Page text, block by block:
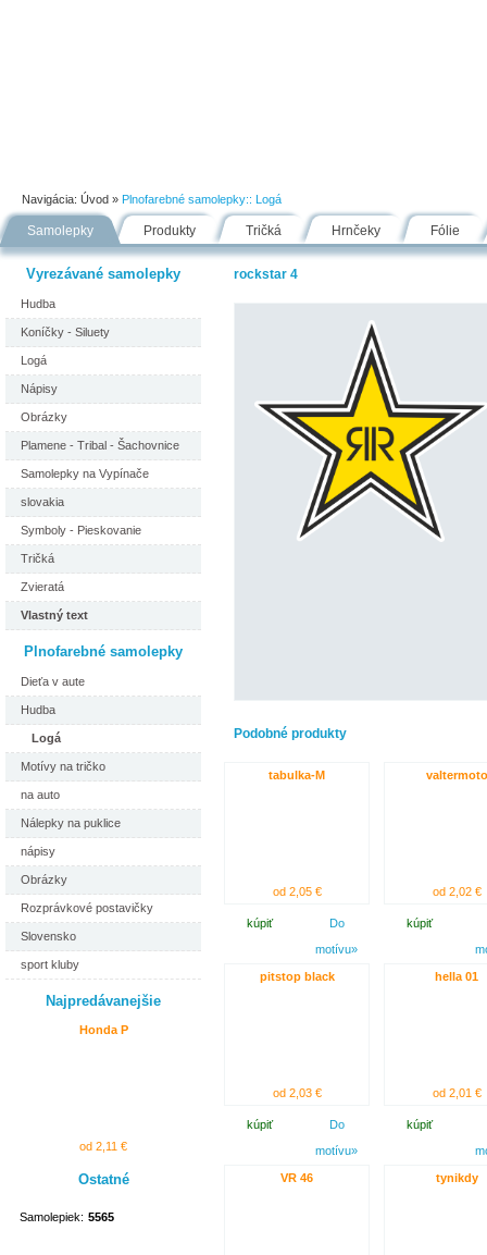
Navigácia: Úvod » Plnofarebné samolepky:: Logá
Samolepky Produkty Tričká Hrnčeky Fólie
Vyrezávané samolepky
Hudba
Koníčky - Siluety
Logá
Nápisy
Obrázky
Plamene - Tribal - Šachovnice
Samolepky na Vypínače
slovakia
Symboly - Pieskovanie
Tričká
Zvieratá
Vlastný text
Plnofarebné samolepky
Dieťa v aute
Hudba
Logá
Motívy na tričko
na auto
Nálepky na puklice
nápisy
Obrázky
Rozprávkové postavičky
Slovensko
sport kluby
Najpredávanejšie
Honda P
od 2,11 €
Ostatné
Samolepiek: 5565
rockstar 4
Podobné produkty
tabulka-M
od 2,05 €
kúpiť
Do
motívu»
valtermoto
od 2,02 €
kúpiť
pitstop black
od 2,03 €
kúpiť
Do
motívu»
hella 01
od 2,01 €
kúpiť
VR 46 tynikdy